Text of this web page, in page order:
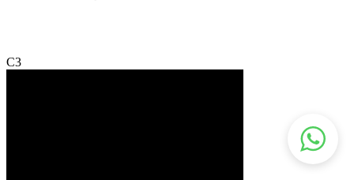
C3